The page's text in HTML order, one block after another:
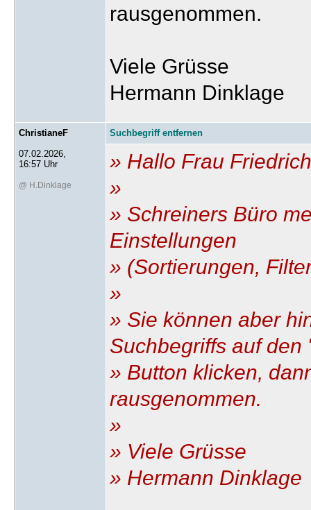
rausgenommen.
Viele Grüsse
Hermann Dinklage
ChristianeF
07.02.2026,
16:57 Uhr
@ H.Dinklage
Suchbegriff entfernen
» Hallo Frau
»
» Schreiners Büro
Einstellungen
» (Sortierungen,
»
» Sie können aber
Suchbegriffs auf den
» Button klicken,
rausgenommen.
»
» Viele Grüsse
» Hermann Dinklage